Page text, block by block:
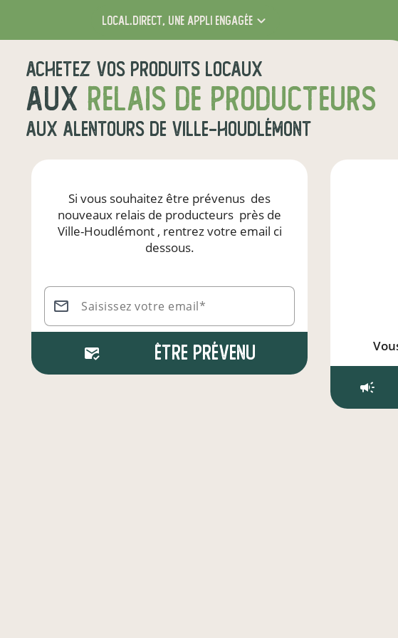
local.direct, une appli engagée
Achetez vos produits locaux
aux relais de producteurs
aux alentours de Ville-Houdlémont
Si vous souhaitez être prévenus des
nouveaux relais de producteurs près de
Ville-Houdlémont, rentrez votre email ci
dessous.
Saisissez votre email*
Être prévenu